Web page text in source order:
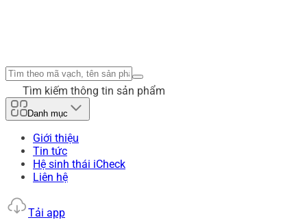
Tìm kiếm thông tin sản phẩm
Danh mục
Giới thiệu
Tin tức
Hệ sinh thái iCheck
Liên hệ
Tải app